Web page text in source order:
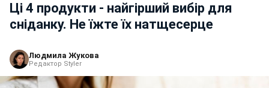
Ці 4 продукти - найгірший вибір для
сніданку. Не їжте їх натщесерце
Людмила Жукова
Редактор Styler